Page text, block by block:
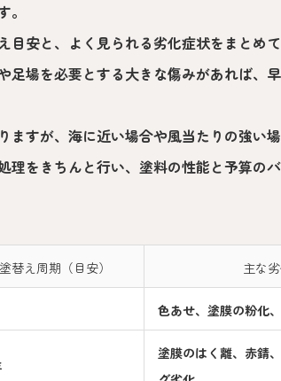
目安と、よく見られる劣化症状をまとめ
足場を必要とする大きな傷みがあれば、
ますが、海に近い場合や風当たりの強い
理をきちんと行い、塗料の性能と予算の
替え周期（目安） 主な
色あせ、塗膜の粉化
塗膜のはく離、赤錆